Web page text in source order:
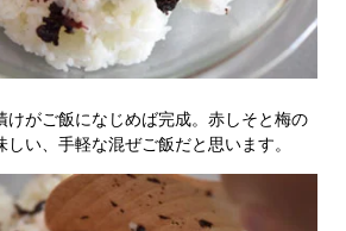
けがご飯になじめば完成。赤しそと梅の
い、手軽な混ぜご飯だと思います。